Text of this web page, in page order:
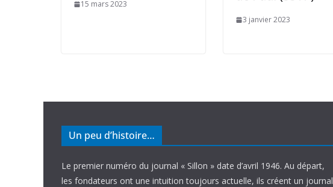
15 mars 2023
3 janvier 2023
Un peu d’histoire…
Le premier numéro du journal « Sillon » date d’avril 1946. Au départ,
les fondateurs ont une intuition toujours actuelle, ils créent un journal